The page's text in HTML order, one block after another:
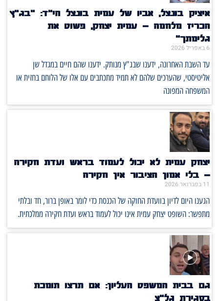
איציק בונצל, אביו של עמית בונצל הי"ד: "בג"ץ
הכריז מלחמה – עמית יצחק, פשוט את
גלימתך"
6 באפריל 2026
עד השבת האחרונה, ידענו שבג"ץ מנותק. ידענו שהם חיים במגדל שן
אליטיסטי, שהערכים שלהם לא תמיד מתכתבים עם אלו של הלוחם בחזית או
המשפחה המפונה
יצחק עמית לא יכול לעמוד בראש ועדת חקירה
– בלי אמון הציבור אין חקירה
11 בפברואר 2026
הגענו היום לדיון בוועדת החוקה של הכנסת כדי לומר באופן ברור, חד ובלתי
מתפשר: השופט יצחק עמית אינו יכול לעמוד בראש ועדת חקירה ממלכתית.
גם בבית המשפט העליון: אם תרצו תומכת
בסגירת גל״צ